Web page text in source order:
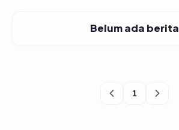
Belum ada berita
1